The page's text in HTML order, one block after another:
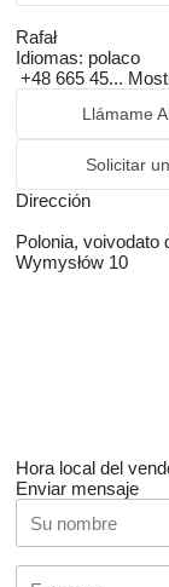
Rafał
Idiomas: polaco
+48 665 45...
Llámame
Solicitar
Dirección
Polonia, voivodato
Wymysłów 10
Hora local del
Enviar mensaje